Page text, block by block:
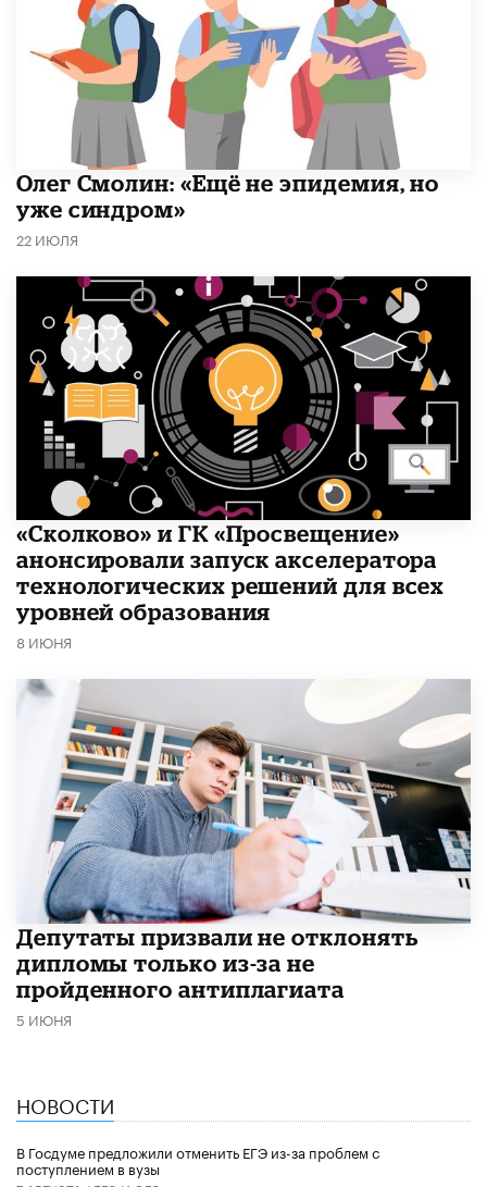
​Олег Смолин: «Ещё не эпидемия, но
уже синдром»
22 ИЮЛЯ
«Сколково» и ГК «Просвещение»
анонсировали запуск акселератора
технологических решений для всех
уровней образования
8 ИЮНЯ
Депутаты призвали не отклонять
дипломы только из-за не
пройденного антиплагиата
5 ИЮНЯ
НОВОСТИ
В Госдуме предложили отменить ЕГЭ из-за проблем с
поступлением в вузы